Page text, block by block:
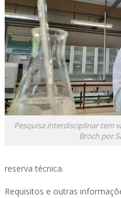
Pesquisa interdisciplinar tem
Broch por
reserva técnica.
Requisitos e outras
Journal of Separation Science